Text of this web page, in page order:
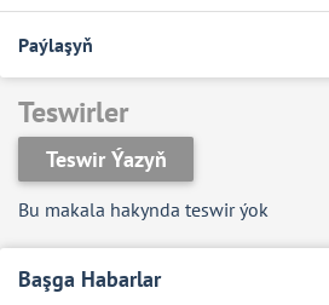
Paýlaşyň
Başga Habarlar
Teswirler
Teswir Ýazyň
Bu makala hakynda teswir ýok